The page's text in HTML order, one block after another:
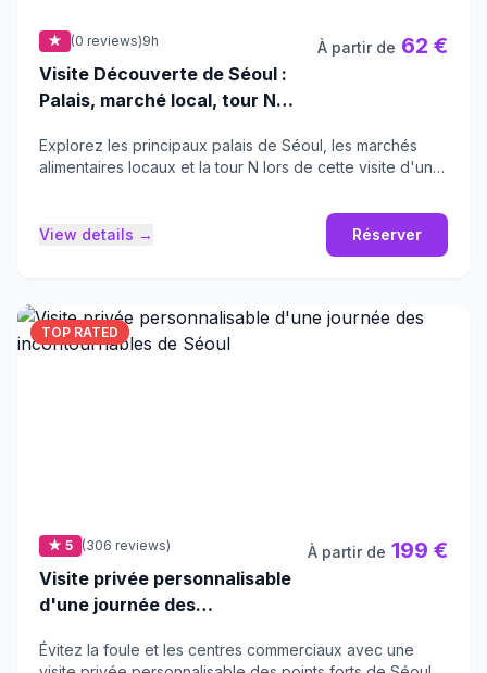
★ (0 reviews)9h
Visite Découverte de Séoul :
Palais, marché local, tour N
À partir de 62 €
Explorez les principaux palais de Séoul, les marchés
alimentaires locaux et la tour N lors de cette visite d'une
View details → Réserver
TOP RATED
★ 5 (306 reviews)
Visite privée personnalisable
d'une journée des
À partir de 199 €
Évitez la foule et les centres commerciaux avec une